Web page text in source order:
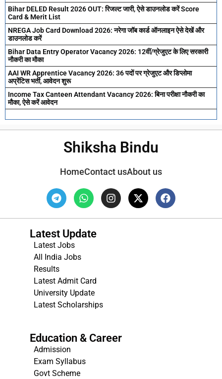
Bihar DELED Result 2026 OUT: रिजल्ट जारी, ऐसे डाउनलोड करें Score
Card & Merit List
NREGA Job Card Download 2026: नरेगा जॉब कार्ड ऑनलाइन ऐसे देखें और
डाउनलोड करें
Bihar Data Entry Operator Vacancy 2026: 12वीं/ग्रेजुएट के लिए सरकारी
नौकरी का मौका
AAI WR Apprentice Vacancy 2026: 36 पदों पर ग्रेजुएट और डिप्लोमा
अप्रेंटिस भर्ती, आवेदन शुरू
Income Tax Canteen Attendant Vacancy 2026: बिना परीक्षा नौकरी का
मौका, ऐसे करें आवेदन
Shiksha Bindu
HomeContact usAbout us
Latest Update
Latest Jobs
All India Jobs
Results
Latest Admit Card
University Update
Latest Scholarships
Education & Career
Admission
Exam Syllabus
Govt Scheme